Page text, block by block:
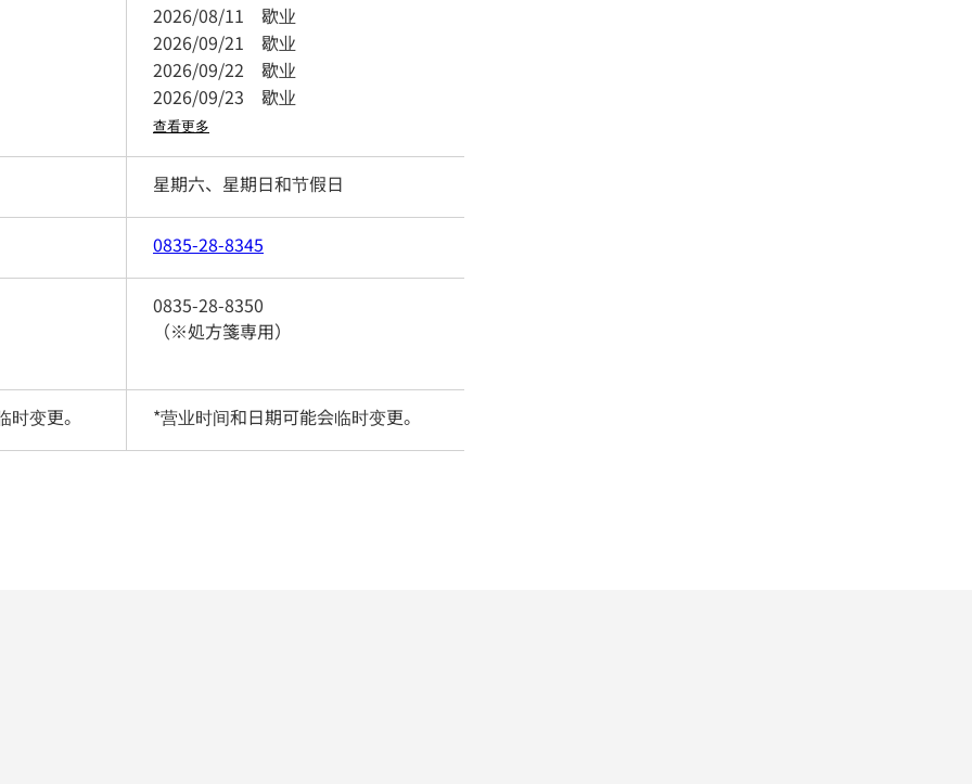
2026/08/11 歇业
2026/09/21 歇业
2026/09/22 歇业
2026/09/23 歇业
查看更多
星期六、星期日和节假日
0835-28-8345
0835-28-8350
（※処方箋専用）
变更。 *营业时间和日期可能会临时变更。